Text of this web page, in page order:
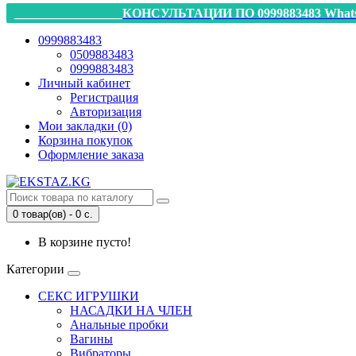
_________________КОНСУЛЬТАЦИИ ПО 0999883483
0999883483
0509883483
0999883483
Личный кабинет
Регистрация
Авторизация
Мои закладки (0)
Корзина покупок
Оформление заказа
0 товар(ов) - 0 с.
В корзине пусто!
Категории
СЕКС ИГРУШКИ
НАСАДКИ НА ЧЛЕН
Анальные пробки
Вагины
Вибраторы